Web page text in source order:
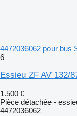
4472036062 pour bus
6
Essieu ZF AV 132/
1.500 €
Pièce détachée -
4472036062